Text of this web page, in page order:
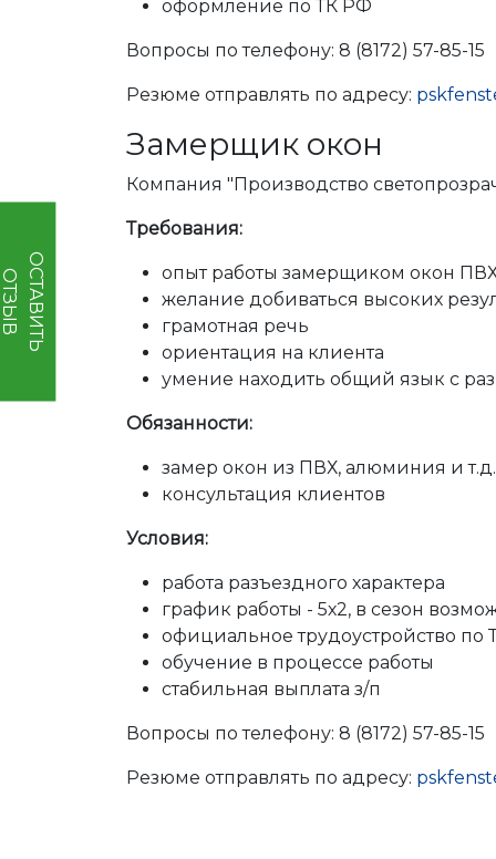
О
СТ
А
В
И
Т
Ь
ОТ
З
Ы
В
оформление по ТК РФ
Вопросы по телефону: 8 (8172) 57-85-15
Резюме отправлять по адресу:
Замерщик окон
Компания "Производство
Требования:
опыт работы замерщиком окон
желание добиваться высоких
грамотная речь
ориентация на клиента
умение находить общий язык с
Обязанности:
замер окон из ПВХ, алюминия и т.д.
консультация клиентов
Условия:
работа разъездного характера
график работы - 5х2, в сезон
официальное трудоустройство по
обучение в процессе работы
стабильная выплата з/п
Вопросы по телефону: 8 (8172) 57-85-15
Резюме отправлять по адресу: